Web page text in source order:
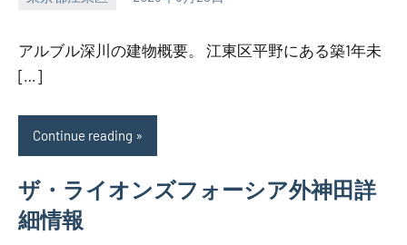
SEZIMO
アルブル深川の建物概要。 江東区平野にある築1年未
[…]
Continue reading
ザ・ライオンズフォーシア外神田詳
細情報